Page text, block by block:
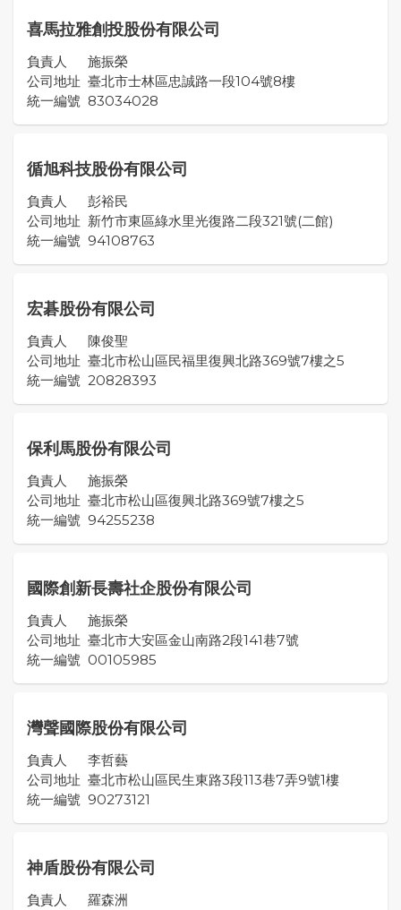
喜馬拉雅創投股份有限公司
負責人
施振榮
公司地址 臺北市士林區忠誠路一段104號8樓
統一編號 83034028
循旭科技股份有限公司
負責人
彭裕民
公司地址 新竹市東區綠水里光復路二段321號(二館)
統一編號 94108763
宏碁股份有限公司
負責人
陳俊聖
公司地址 臺北市松山區民福里復興北路369號7樓之5
統一編號 20828393
保利馬股份有限公司
負責人
施振榮
公司地址 臺北市松山區復興北路369號7樓之5
統一編號 94255238
國際創新長壽社企股份有限公司
負責人
施振榮
公司地址 臺北市大安區金山南路2段141巷7號
統一編號 00105985
灣聲國際股份有限公司
負責人
李哲藝
公司地址 臺北市松山區民生東路3段113巷7弄9號1樓
統一編號 90273121
神盾股份有限公司
負責人 羅森洲